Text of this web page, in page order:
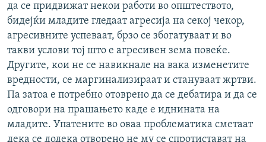
да се придвижат некои работи во општеството,
бидејќи младите гледаат агресија на секој чекор,
агресивните успеваат, брзо се збогатуваат и во
такви услови тој што е агресивен зема повеќе.
Другите, кои не се навикнале на вака изменетите
вредности, се маргинализираат и стануваат жртви.
Па затоа е потребно отоврено да се дебатира и да се
одговори на прашањето каде е иднината на
младите. Упатените во оваа проблематика сметаат
дека се додека отворено не му се спротистават на